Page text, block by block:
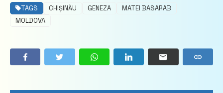
TAGS CHIȘINĂU GENEZA
MATEI BASARAB
MOLDOVA